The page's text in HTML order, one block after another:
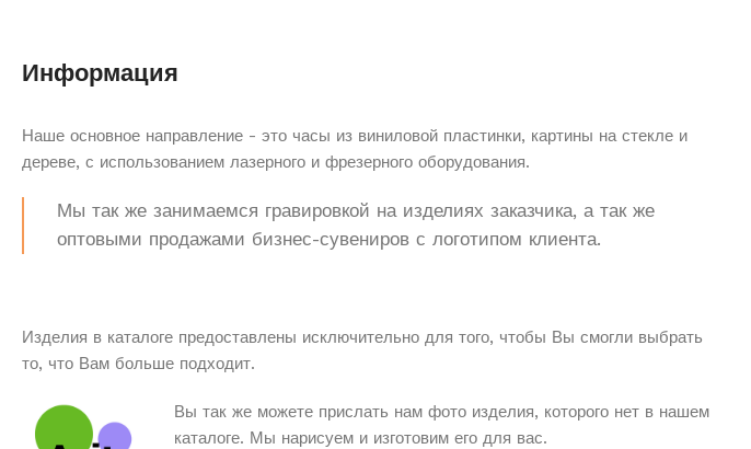
Информация
Наше основное направление - это часы из виниловой пластинки, картины на стекле и
дереве, с использованием лазерного и фрезерного оборудования.
Мы так же занимаемся гравировкой на изделиях заказчика, а так же
оптовыми продажами бизнес-сувениров с логотипом клиента.
Изделия в каталоге предоставлены исключительно для того, чтобы Вы смогли выбрать
то, что Вам больше подходит.
Вы так же можете прислать нам фото изделия, которого нет в нашем
каталоге. Мы нарисуем и изготовим его для вас.